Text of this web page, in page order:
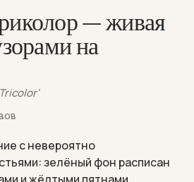
— живая
на
с невероятно
зелёный фон расписан